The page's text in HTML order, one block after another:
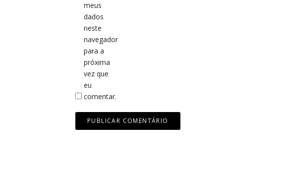
meus
dados
neste
navegador
para a
próxima
vez que
eu
comentar.